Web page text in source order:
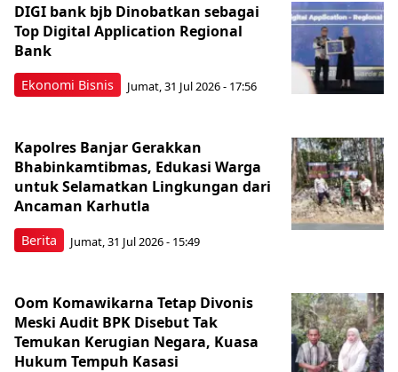
Ekonomi Bisnis
DIGI bank bjb Dinobatkan sebagai
Top Digital Application Regional
Bank
Jumat, 31 Jul 2026 - 17:56
Berita
Kapolres Banjar Gerakkan
Bhabinkamtibmas, Edukasi Warga
untuk Selamatkan Lingkungan dari
Ancaman Karhutla
Jumat, 31 Jul 2026 - 15:49
Oom Komawikarna Tetap Divonis
Meski Audit BPK Disebut Tak
Temukan Kerugian Negara, Kuasa
Hukum Tempuh Kasasi